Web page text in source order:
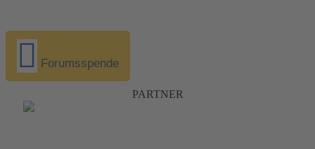
Forumsspende
PARTNER